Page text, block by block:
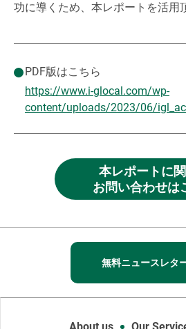
功に導くため、本レポートを活用
PDF版はこちら
https://www.i-glocal.com/wp-
content/uploads/2023/06/
本レポートに
お問い合わせは
無料ニュースレタ